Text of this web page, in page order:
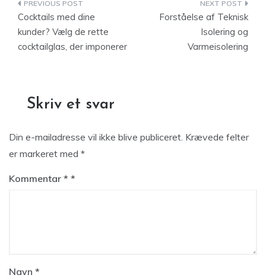
Indlægsnavigation
Cocktails med dine
kunder? Vælg de rette
cocktailglas, der imponerer
Forståelse af Teknisk
Isolering og
Varmeisolering
Skriv et svar
Din e-mailadresse vil ikke blive publiceret. Krævede felter
er markeret med *
Kommentar *
Navn *